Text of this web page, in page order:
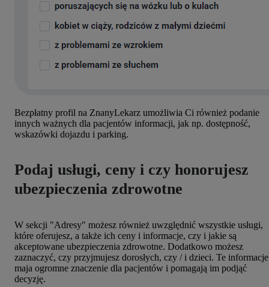
Bezpłatny profil na ZnanyLekarz umożliwia Ci również podanie
innych ważnych dla pacjentów informacji, jak np. dostępność,
wskazówki dojazdu i parking.
Podaj usługi, ceny i czy honorujesz
ubezpieczenia zdrowotne
W sekcji "Adresy" możesz również uwzględnić wszystkie usługi,
które oferujesz, a także ich ceny i informacje, czy i jakie są
akceptowane ubezpieczenia zdrowotne. Dodatkowo możesz
zaznaczyć, czy przyjmujesz dorosłych, czy / i dzieci. Te informacje
maja ogromne znaczenie dla pacjentów i pomagają im podjąć
decyzję.